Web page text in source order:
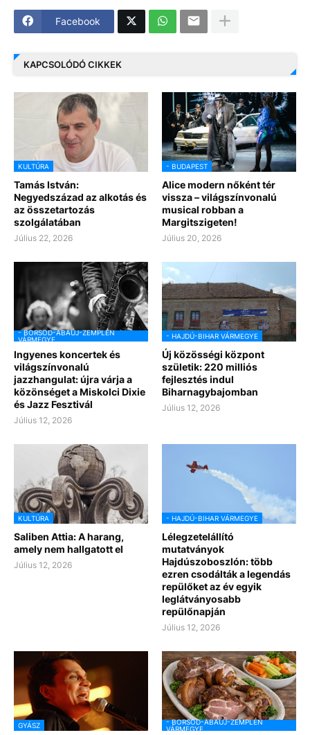
Facebook
KAPCSOLÓDÓ CIKKEK
KULTÚRA
Tamás István:
Negyedszázad az alkotás és
az összetartozás
szolgálatában
Július 22, 2026
- BUDAPEST
Alice modern nőként tér
vissza – világszínvonalú
musical robban a
Margitszigeten!
Július 20, 2026
- BORSOD-ABAÚJ-ZEMPLÉN
VÁRMEGYE
Ingyenes koncertek és
világszínvonalú
jazzhangulat: újra várja a
közönséget a Miskolci Dixie
és Jazz Fesztivál
Július 12, 2026
- HAJDÚ-BIHAR VÁRMEGYE
Új közösségi központ
születik: 220 milliós
fejlesztés indul
Biharnagybajomban
Július 12, 2026
KULTÚRA
Saliben Attia: A harang,
amely nem hallgatott el
Július 12, 2026
- HAJDÚ-BIHAR VÁRMEGYE
Lélegzetelállító
mutatványok
Hajdúszoboszlón: több
ezren csodálták a legendás
repülőket az év egyik
leglátványosabb
repülőnapján
Július 12, 2026
GYÁSZ
- BORSOD-ABAÚJ-ZEMPLÉN
VÁRMEGYE